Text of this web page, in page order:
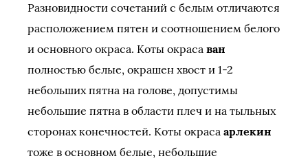
Разновидности сочетаний с белым отличаются
расположением пятен и соотношением белого
и основного окраса. Коты окраса ван
полностью белые, окрашен хвост и 1-2
небольших пятна на голове, допустимы
небольшие пятна в области плеч и на тыльных
сторонах конечностей. Коты окраса арлекин
тоже в основном белые, небольшие